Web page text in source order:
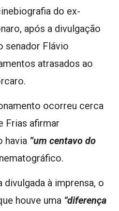
do ex-
após a divulgação
senador Flávio
atrasados ao
ocorreu cerca
Frias afirmar
havia “um centavo do
divulgada à imprensa, o
houve uma “diferença